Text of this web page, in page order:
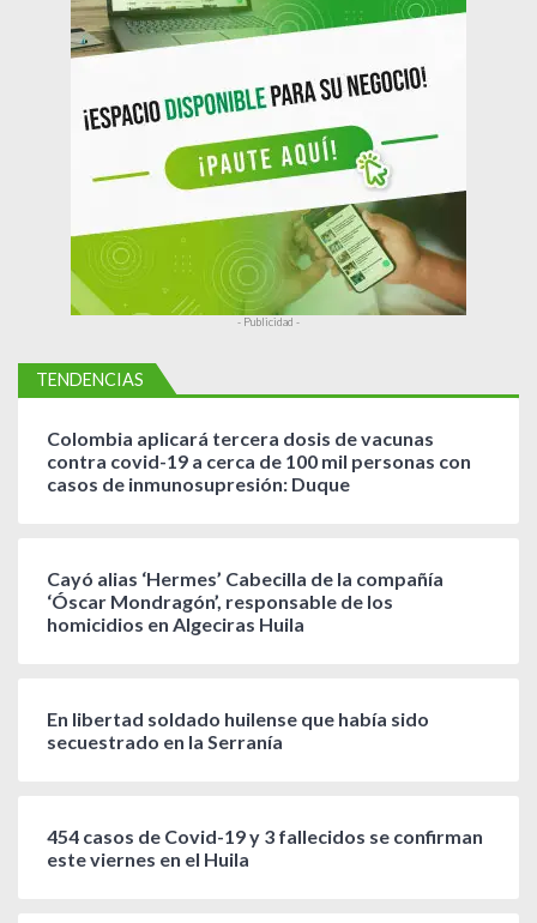
- Publicidad -
TENDENCIAS
Colombia aplicará tercera dosis de vacunas
contra covid-19 a cerca de 100 mil personas con
casos de inmunosupresión: Duque
Cayó alias ‘Hermes’ Cabecilla de la compañía
‘Óscar Mondragón’, responsable de los
homicidios en Algeciras Huila
En libertad soldado huilense que había sido
secuestrado en la Serranía
454 casos de Covid-19 y 3 fallecidos se confirman
este viernes en el Huila